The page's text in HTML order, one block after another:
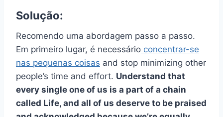
Solução:
Recomendo uma abordagem passo a passo.
Em primeiro lugar, é necessário concentrar-se
nas pequenas coisas and stop minimizing other
people’s time and effort. Understand that
every single one of us is a part of a chain
called Life, and all of us deserve to be praised